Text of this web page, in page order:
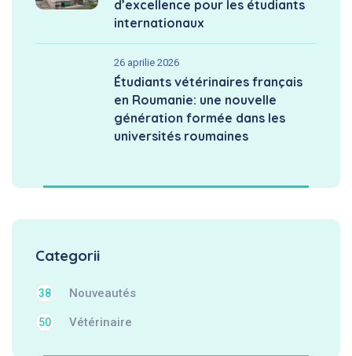
d’excellence pour les étudiants
internationaux
26 aprilie 2026
Étudiants vétérinaires français
en Roumanie: une nouvelle
génération formée dans les
universités roumaines
Categorii
Nouveautés
38
Vétérinaire
50